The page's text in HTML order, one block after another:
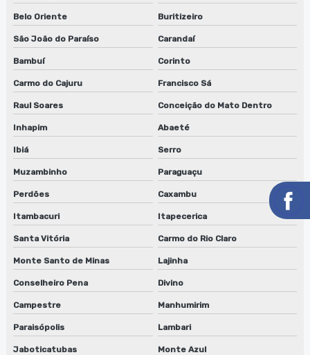
Serviço de conserto de lavadora de cilindros em jundiaí
Serviço de conserto de lavadora de cilindros em sp
Serviço de conserto lavadora de clichês
Serviço de conserto lavadora de clichês em jundiaí
Serviço de conserto lavadora de clichês em sp
Serviço de manutenção de lavadora de anilox
Serviço de manutenção de lavadora de anilox em jundiaí
Serviço de manutenção de lavadora de anilox em sp
Serviço de manutenção de lavadora de clichês
Serviço de manutenção de lavadora de clichês em jundiaí
Serviço de manutenção de lavadora de clichês em sp
Belo Oriente Buritizeiro
São João do Paraíso Carandaí
Bambuí Corinto
Carmo do Cajuru Francisco Sá
Raul Soares Conceição do Mato Dentro
Inhapim Abaeté
Ibiá Serro
Muzambinho Paraguaçu
Perdões Caxambu
Itambacuri Itapecerica
Santa Vitória Carmo do Rio Claro
Monte Santo de Minas Lajinha
Conselheiro Pena Divino
Campestre Manhumirim
Paraisópolis Lambari
Jaboticatubas Monte Azul